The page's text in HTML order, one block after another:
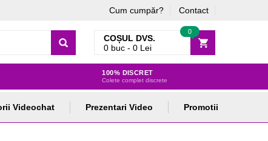
Cum cumpăr? Contact
COȘUL DVS.
0 buc - 0 Lei
0
100% DISCRET
Colete complet discrete
Videochat Prezentari Video Promotii